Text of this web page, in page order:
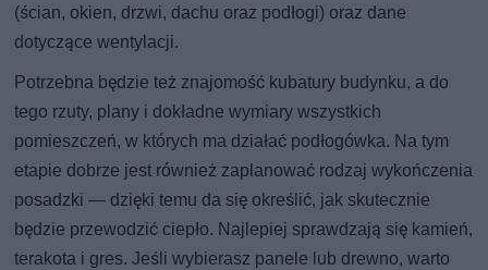
(ścian, okien, drzwi, dachu oraz podłogi) oraz dane
dotyczące wentylacji.
Potrzebna będzie też znajomość kubatury budynku, a do
tego rzuty, plany i dokładne wymiary wszystkich
pomieszczeń, w których ma działać podłogówka. Na tym
etapie dobrze jest również zaplanować rodzaj wykończenia
posadzki — dzięki temu da się określić, jak skutecznie
będzie przewodzić ciepło. Najlepiej sprawdzają się kamień,
terakota i gres. Jeśli wybierasz panele lub drewno, warto